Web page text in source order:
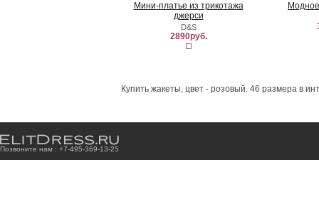
Мини-платье из трикотажа
джерси
D&S
2890руб.
Купить жакеты, цвет - розовый. 46 размера в
Позвоните нам : +7-495-369-13-25